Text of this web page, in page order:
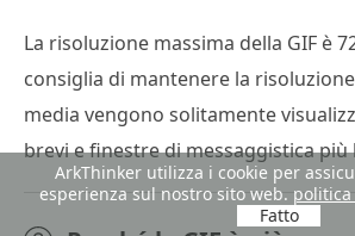
La risoluzione massima della GIF è
consiglia di mantenere la
media vengono solitamente
brevi e finestre di messaggistica più
ArkThinker utilizza i cookie per
esperienza sul nostro sito web.
Fatto